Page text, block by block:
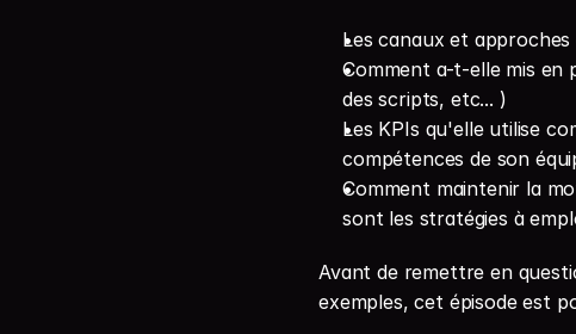
Les canaux et
Comment a-t-elle mis en
des scripts, etc... )
Les KPIs qu'elle utilise
compétences de son
Comment maintenir la
sont les stratégies à
Avant de remettre en
exemples, cet épisode est